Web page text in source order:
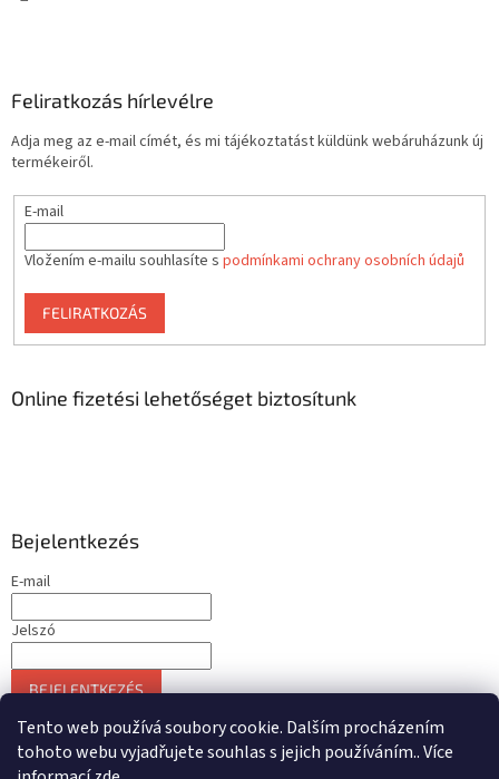
Tento web používá soubory cookie. Dalším procházením
tohoto webu vyjadřujete souhlas s jejich používáním.. Více
Feliratkozás hírlevélre
Adja meg az e-mail címét, és mi tájékoztatást küldünk webáruházunk új
termékeiről.
E-mail
Vložením e-mailu souhlasíte s podmínkami ochrany osobních údajů
FELIRATKOZÁS
Online fizetési lehetőséget biztosítunk
Bejelentkezés
E-mail
Jelszó
BEJELENTKEZÉS
Új regisztrációElfelejtett jelszó